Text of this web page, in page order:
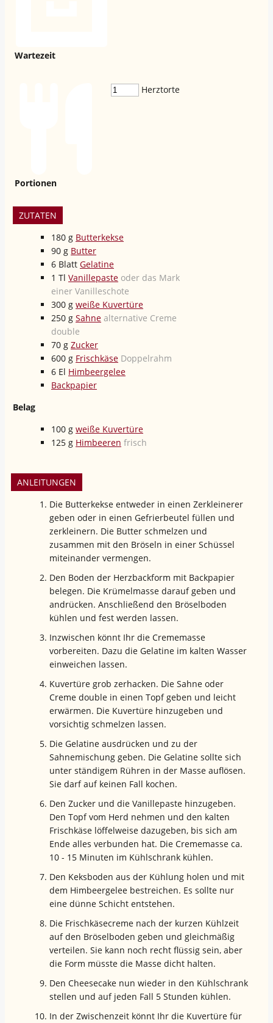
Wartezeit
Portionen
Herztorte
ZUTATEN
180 g Butterkekse
90 g Butter
6 Blatt Gelatine
1 Tl Vanillepaste oder das Mark
einer Vanilleschote
300 g weiße Kuvertüre
250 g Sahne alternative Creme
double
70 g Zucker
600 g Frischkäse Doppelrahm
6 El Himbeergelee
Backpapier
Belag
100 g weiße Kuvertüre
125 g Himbeeren frisch
ANLEITUNGEN
Die Butterkekse entweder in einen Zerkleinerer
geben oder in einen Gefrierbeutel füllen und
zerkleinern. Die Butter schmelzen und
zusammen mit den Bröseln in einer Schüssel
miteinander vermengen.
Den Boden der Herzbackform mit Backpapier
belegen. Die Krümelmasse darauf geben und
andrücken. Anschließend den Bröselboden
kühlen und fest werden lassen.
Inzwischen könnt Ihr die Crememasse
vorbereiten. Dazu die Gelatine im kalten Wasser
einweichen lassen.
Kuvertüre grob zerhacken. Die Sahne oder
Creme double in einen Topf geben und leicht
erwärmen. Die Kuvertüre hinzugeben und
vorsichtig schmelzen lassen.
Die Gelatine ausdrücken und zu der
Sahnemischung geben. Die Gelatine sollte sich
unter ständigem Rühren in der Masse auflösen.
Sie darf auf keinen Fall kochen.
Den Zucker und die Vanillepaste hinzugeben.
Den Topf vom Herd nehmen und den kalten
Frischkäse löffelweise dazugeben, bis sich am
Ende alles verbunden hat. Die Crememasse ca.
10 - 15 Minuten im Kühlschrank kühlen.
Den Keksboden aus der Kühlung holen und mit
dem Himbeergelee bestreichen. Es sollte nur
eine dünne Schicht entstehen.
Die Frischkäsecreme nach der kurzen Kühlzeit
auf den Bröselboden geben und gleichmäßig
verteilen. Sie kann noch recht flüssig sein, aber
die Form müsste die Masse dicht halten.
Den Cheesecake nun wieder in den Kühlschrank
stellen und auf jeden Fall 5 Stunden kühlen.
In der Zwischenzeit könnt Ihr die Kuvertüre für